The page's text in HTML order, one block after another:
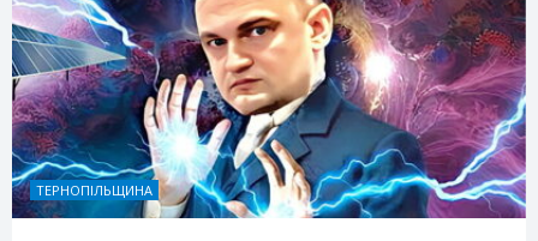
ТЕРНОПІЛЬЩИНА